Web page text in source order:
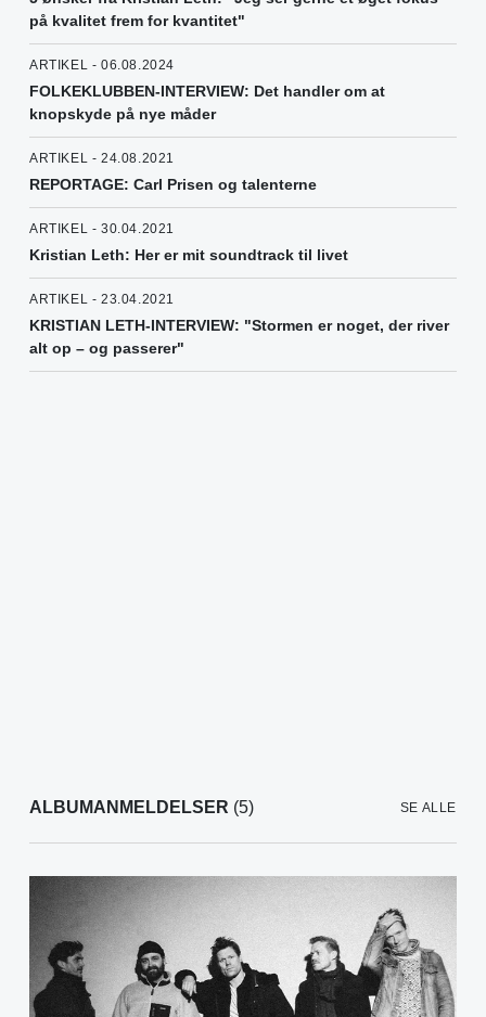
på kvalitet frem for kvantitet"
ARTIKEL - 06.08.2024
FOLKEKLUBBEN-INTERVIEW: Det handler om at
knopskyde på nye måder
ARTIKEL - 24.08.2021
REPORTAGE: Carl Prisen og talenterne
ARTIKEL - 30.04.2021
Kristian Leth: Her er mit soundtrack til livet
ARTIKEL - 23.04.2021
KRISTIAN LETH-INTERVIEW: "Stormen er noget, der river
alt op – og passerer"
ALBUMANMELDELSER (5) SE ALLE